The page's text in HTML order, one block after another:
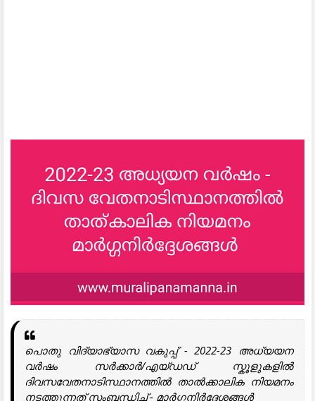
പൊതു വിദ്യാഭ്യാസ വകുപ്പ് - 2022-23 അധ്യയന
വർഷം സർക്കാർ/എയ്ഡഡ് സ്കൂളുകളിൽ
ദിവസവേതനാടിസ്ഥാനത്തിൽ താൽക്കാലിക നിയമനം
നടത്തുന്നത് സംബന്ധിച്ച് - മാർഗ്ഗനിർദ്ദേശങ്ങൾ